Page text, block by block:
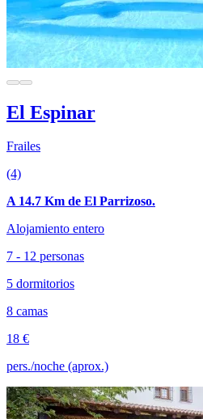
El Espinar
Frailes
(4)
A 14.7 Km de El Parrizoso.
Alojamiento entero
7 - 12 personas
5 dormitorios
8 camas
18 €
pers./noche (aprox.)